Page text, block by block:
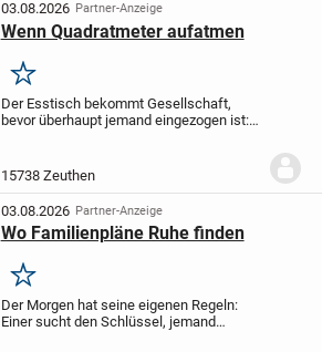
03.08.2026 Partner-Anzeige
Wenn Quadratmeter aufatmen
Merken
Der Esstisch bekommt Gesellschaft,
bevor überhaupt jemand eingezogen ist:
Zweifamilienhaus auf sieben Räume und
zwei Etagen. So entsteht...
15738 Zeuthen
03.08.2026 Partner-Anzeige
Wo Familienpläne Ruhe finden
Merken
Der Morgen hat seine eigenen Regeln:
Einer sucht den Schlüssel, jemand